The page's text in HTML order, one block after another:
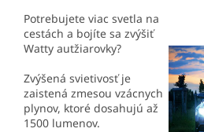
Potrebujete viac svetla na
cestách a bojíte sa zvýšiť
Watty autžiarovky?
Zvýšená svietivosť je
zaistená zmesou vzácnych
plynov, ktoré dosahujú až
1500 lumenov.